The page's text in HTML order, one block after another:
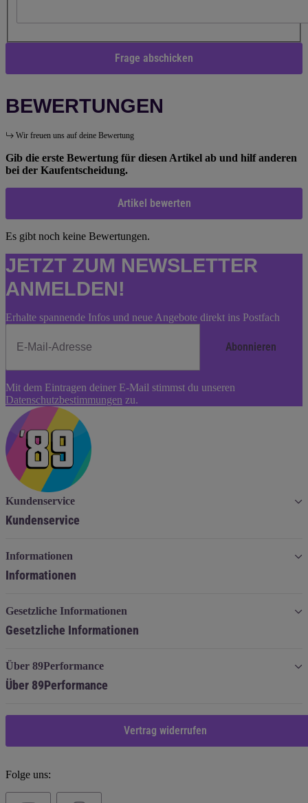
Frage abschicken
BEWERTUNGEN
Wir freuen uns auf deine Bewertung
Gib die erste Bewertung für diesen Artikel ab und hilf anderen
bei der Kaufentscheidung.
Artikel bewerten
Es gibt noch keine Bewertungen.
JETZT ZUM NEWSLETTER
ANMELDEN!
Erhalte spannende Infos und neue Angebote direkt ins Postfach
Abonnieren
Abonnieren
Mit dem Eintragen deiner E-Mail stimmst du unseren
Datenschutzbestimmungen zu.
Kundenservice
Kundenservice
Informationen
Informationen
Gesetzliche Informationen
Gesetzliche Informationen
Über 89Performance
Über 89Performance
Vertrag widerrufen
Folge uns: